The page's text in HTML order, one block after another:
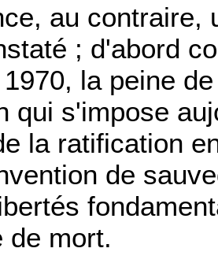
au contraire,
; d'abord
la peine
qui s'impose
la ratification
de
de mort.